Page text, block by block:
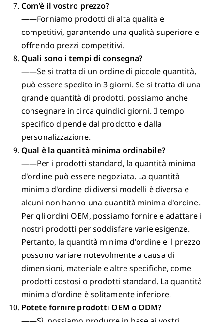
Com'è il vostro prezzo?
——Forniamo prodotti di alta qualità e
competitivi, garantendo una qualità superiore e
offrendo prezzi competitivi.
Quali sono i tempi di consegna?
——Se si tratta di un ordine di piccole quantità,
può essere spedito in 3 giorni. Se si tratta di una
grande quantità di prodotti, possiamo anche
consegnare in circa quindici giorni. Il tempo
specifico dipende dal prodotto e dalla
personalizzazione.
Qual è la quantità minima ordinabile?
——Per i prodotti standard, la quantità minima
d'ordine può essere negoziata. La quantità
minima d'ordine di diversi modelli è diversa e
alcuni non hanno una quantità minima d'ordine.
Per gli ordini OEM, possiamo fornire e adattare i
nostri prodotti per soddisfare varie esigenze.
Pertanto, la quantità minima d'ordine e il prezzo
possono variare notevolmente a causa di
dimensioni, materiale e altre specifiche, come
prodotti costosi o prodotti standard. La quantità
minima d'ordine è solitamente inferiore.
Potete fornire prodotti OEM o ODM?